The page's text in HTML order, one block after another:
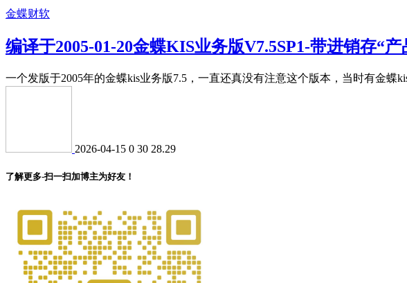
金蝶财软
编译于2005-01-20金蝶KIS业务版V7.5SP1-带进销存“产
一个发版于2005年的金蝶kis业务版7.5，一直还真没有注意这个版本，当时有金蝶
2026-04-15 0 30 28.29
了解更多-扫一扫加博主为好友！